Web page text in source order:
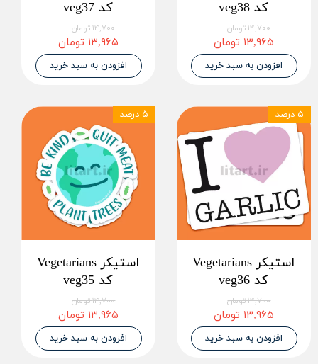
کد veg38
۱۴,۷۰۰ تومان
۱۳,۹۶۵ تومان
افزودن به سبد خرید
کد veg37
۱۴,۷۰۰ تومان
۱۳,۹۶۵ تومان
افزودن به سبد خرید
استیکر Vegetarians
کد veg36
۱۴,۷۰۰ تومان
۱۳,۹۶۵ تومان
افزودن به سبد خرید
۵ درصد
استیکر Vegetarians
کد veg35
۱۴,۷۰۰ تومان
۱۳,۹۶۵ تومان
افزودن به سبد خرید
۵ درصد